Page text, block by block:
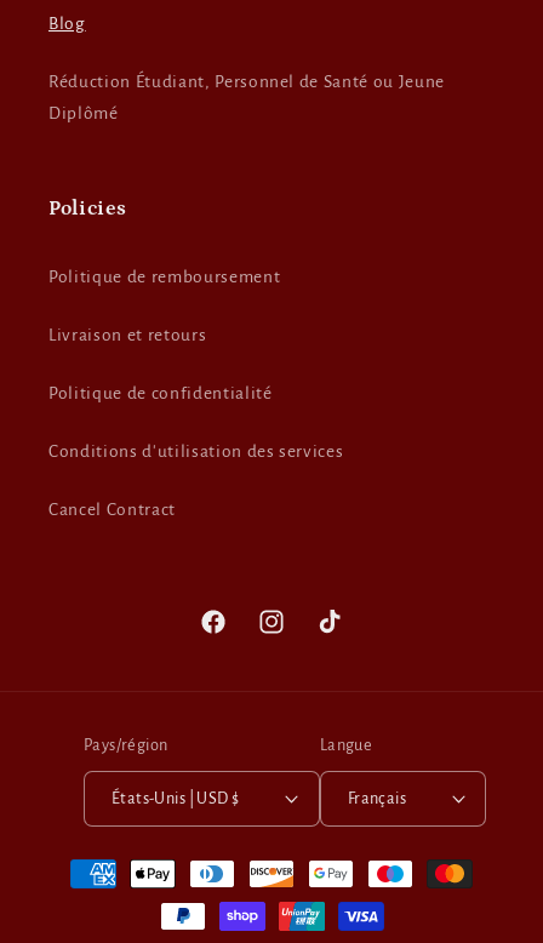
Blog
Réduction Étudiant, Personnel de Santé ou Jeune
Diplômé
Policies
Politique de remboursement
Livraison et retours
Politique de confidentialité
Conditions d'utilisation des services
Cancel Contract
FacebookInstagramTikTok
Pays/région
États-Unis | USD $
Langue
Français
Moyens